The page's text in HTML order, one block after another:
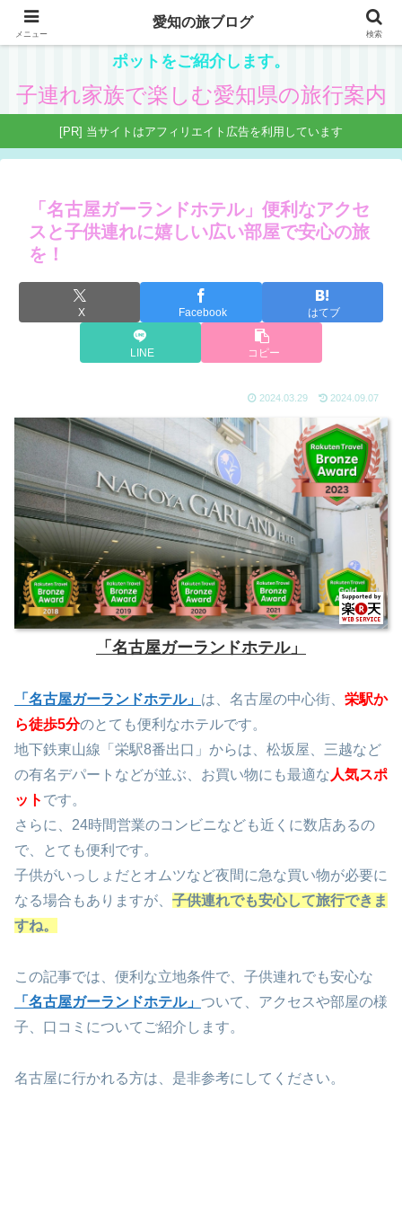
愛知在住の主婦が、子供と一緒に楽しめる県内観光ス
ポットをご紹介します。
子連れ家族で楽しむ愛知県の旅行案内
[PR] 当サイトはアフィリエイト広告を利用しています
「名古屋ガーランドホテル」便利なアクセ
スと子供連れに嬉しい広い部屋で安心の旅
を！
X Facebook はてブ
LINE コピー
2024.03.29 2024.09.07
「名古屋ガーランドホテル」
「名古屋ガーランドホテル」 は、名古屋の中心街、 栄駅か
ら徒歩5分のとても便利なホテルです。
地下鉄東山線「栄駅8番出口」からは、松坂屋、三越など
の有名デパートなどが並ぶ、お買い物にも最適な 人気スポ
ット です。
さらに、24時間営業のコンビニなども近くに数店あるの
で、とても便利です。
子供がいっしょだとオムツなど夜間に急な買い物が必要に
なる場合もありますが、 子供連れでも安心して旅行できま
すね。
この記事では、便利な立地条件で、子供連れでも安心な
「名古屋ガーランドホテル」 ついて、アクセスや部屋の様
子、口コミについてご紹介します。
名古屋に行かれる方は、是非参考にしてください。
メニュー
愛知の旅ブログ
検索